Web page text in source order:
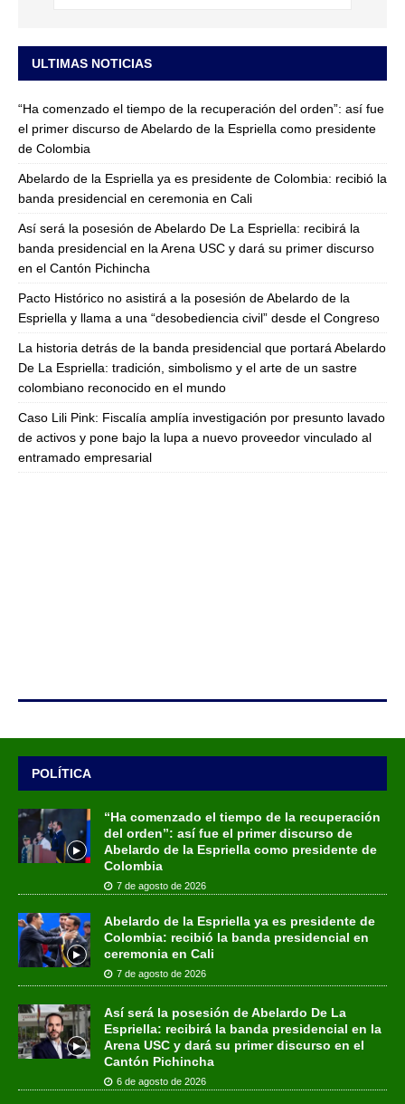
ULTIMAS NOTICIAS
“Ha comenzado el tiempo de la recuperación del orden”: así fue
el primer discurso de Abelardo de la Espriella como presidente
de Colombia
Abelardo de la Espriella ya es presidente de Colombia: recibió la
banda presidencial en ceremonia en Cali
Así será la posesión de Abelardo De La Espriella: recibirá la
banda presidencial en la Arena USC y dará su primer discurso
en el Cantón Pichincha
Pacto Histórico no asistirá a la posesión de Abelardo de la
Espriella y llama a una “desobediencia civil” desde el Congreso
La historia detrás de la banda presidencial que portará Abelardo
De La Espriella: tradición, simbolismo y el arte de un sastre
colombiano reconocido en el mundo
Caso Lili Pink: Fiscalía amplía investigación por presunto lavado
de activos y pone bajo la lupa a nuevo proveedor vinculado al
entramado empresarial
POLÍTICA
“Ha comenzado el tiempo de la recuperación
del orden”: así fue el primer discurso de
Abelardo de la Espriella como presidente de
Colombia
7 de agosto de 2026
Abelardo de la Espriella ya es presidente de
Colombia: recibió la banda presidencial en
ceremonia en Cali
7 de agosto de 2026
Así será la posesión de Abelardo De La
Espriella: recibirá la banda presidencial en la
Arena USC y dará su primer discurso en el
Cantón Pichincha
6 de agosto de 2026